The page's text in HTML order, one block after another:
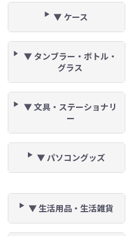
▼ ケース
▼ タンブラー・ボトル・
グラス
▼ 文具・ステーショナリ
ー
▼ パソコングッズ
▼ 生活用品・生活雑貨